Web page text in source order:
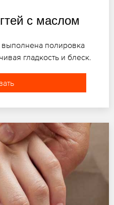
с маслом
полировка
гладкость и блеск.